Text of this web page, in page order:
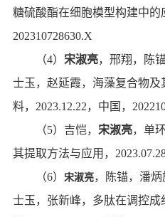
糖硫酸酯在细胞模型构建中的
202310728630.X
（4） 宋淑亮，邢翔，陈
士玉，赵延霞， 海藻复合物及
料， 2023.12.22， 中国，
（5）吉恺， 宋淑亮， 单
其提取方法与应用 ，
（6） 宋淑亮，陈锚，潘
士玉，张新峰， 多肽在调控成